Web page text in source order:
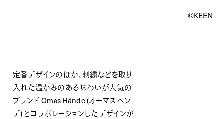
©︎KEEN
定番デザインのほか、刺繍などを取り
入れた温かみのある味わいが人気の
ブランドOmas Hände (オーマスヘン
デ) とコラボレーションしたデザインが